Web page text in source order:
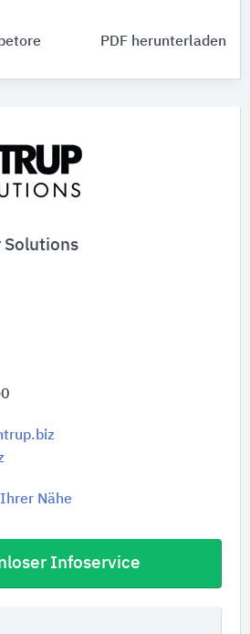
Solutions
Nähe
Infoservice
PDF herunterladen